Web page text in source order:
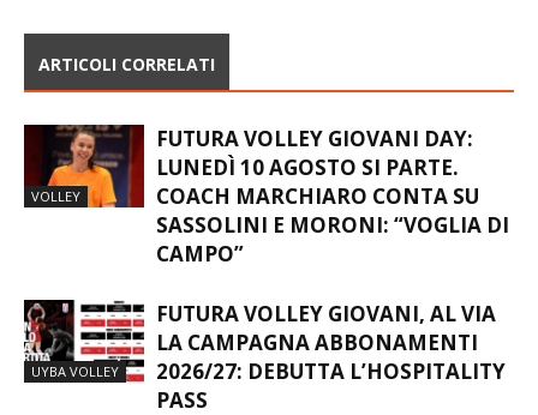
VOLLEY
LUNEDÌ 10 AGOSTO SI PARTE.
COACH MARCHIARO CONTA SU
SASSOLINI E MORONI: “VOGLIA DI
CAMPO”
UYBA VOLLEY
LA CAMPAGNA ABBONAMENTI
2026/27: DEBUTTA L’HOSPITALITY
PASS